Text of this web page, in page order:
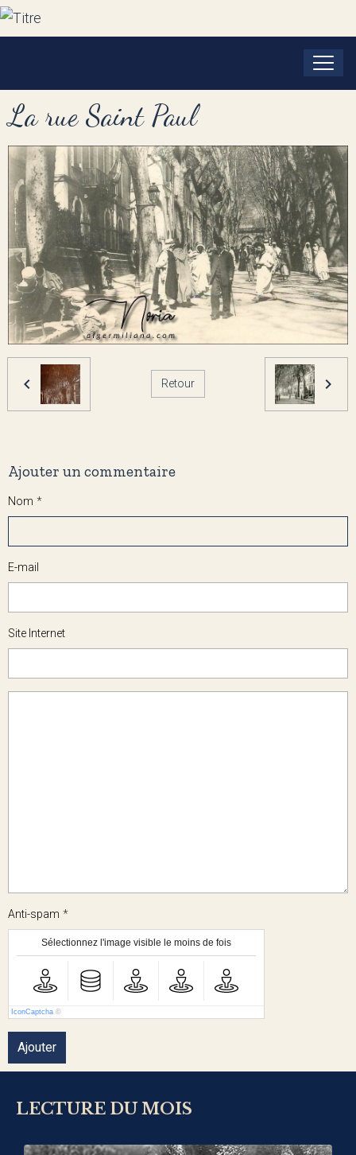
La rue Saint Paul
Retour
Ajouter un commentaire
Nom
E-mail
Site Internet
Anti-spam
Sélectionnez l'image visible le moins de fois
IconCaptcha ©
Ajouter
LECTURE DU MOIS